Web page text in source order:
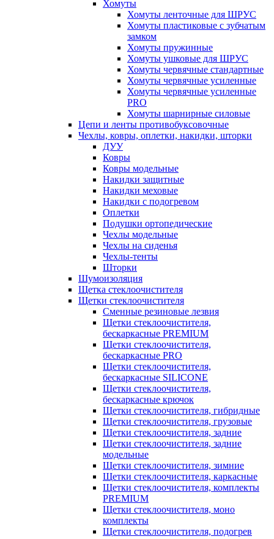
Хомуты
Хомуты ленточные для ШРУС
Хомуты пластиковые с зубчатым
замком
Хомуты пружинные
Хомуты ушковые для ШРУС
Хомуты червячные стандартные
Хомуты червячные усиленные
Хомуты червячные усиленные
PRO
Хомуты шарнирные силовые
Цепи и ленты противобуксовочные
Чехлы, ковры, оплетки, накидки, шторки
ДУУ
Ковры
Ковры модельные
Накидки защитные
Накидки меховые
Накидки с подогревом
Оплетки
Подушки ортопедические
Чехлы модельные
Чехлы на сиденья
Чехлы-тенты
Шторки
Шумоизоляция
Щетка стеклоочистителя
Щетки стеклоочистителя
Сменные резиновые лезвия
Щетки стеклоочистителя,
бескаркасные PREMIUM
Щетки стеклоочистителя,
бескаркасные PRO
Щетки стеклоочистителя,
бескаркасные SILICONE
Щетки стеклоочистителя,
бескаркасные крючок
Щетки стеклоочистителя, гибридные
Щетки стеклоочистителя, грузовые
Щетки стеклоочистителя, задние
Щетки стеклоочистителя, задние
модельные
Щетки стеклоочистителя, зимние
Щетки стеклоочистителя, каркасные
Щетки стеклоочистителя, комплекты
PREMIUM
Щетки стеклоочистителя, моно
комплекты
Щетки стеклоочистителя, подогрев